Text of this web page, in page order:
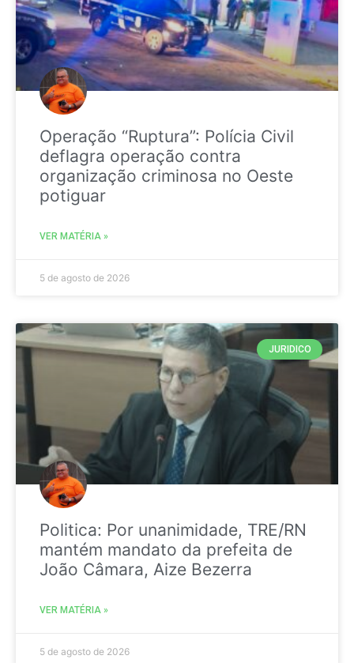
Operação “Ruptura”: Polícia Civil
deflagra operação contra
organização criminosa no Oeste
potiguar
VER MATÉRIA »
5 de agosto de 2026
JURIDICO
Politica: Por unanimidade, TRE/RN
mantém mandato da prefeita de
João Câmara, Aize Bezerra
VER MATÉRIA »
5 de agosto de 2026